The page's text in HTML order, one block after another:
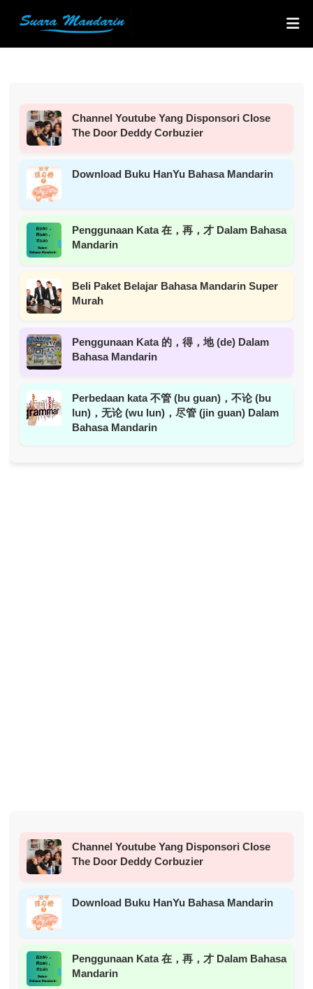
Channel Youtube Yang Disponsori Close
The Door Deddy Corbuzier
Download Buku HanYu Bahasa Mandarin
Penggunaan Kata 在，再，才 Dalam Bahasa
Mandarin
Beli Paket Belajar Bahasa Mandarin Super
Murah
Penggunaan Kata 的，得，地 (de) Dalam
Bahasa Mandarin
Perbedaan kata 不管 (bu guan)，不论 (bu
lun)，无论 (wu lun)，尽管 (jin guan) Dalam
Bahasa Mandarin
Channel Youtube Yang Disponsori Close
The Door Deddy Corbuzier
Download Buku HanYu Bahasa Mandarin
Penggunaan Kata 在，再，才 Dalam Bahasa
Mandarin